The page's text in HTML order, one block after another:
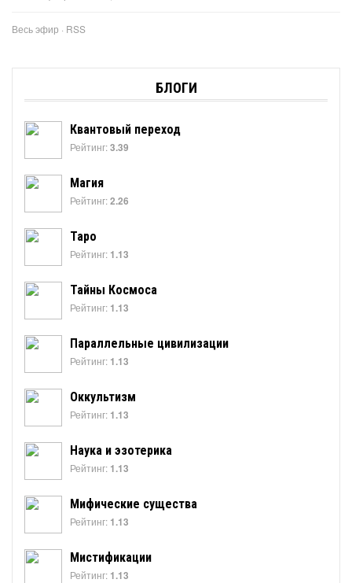
Весь эфир · RSS
БЛОГИ
Квантовый переход
Рейтинг:3.39
Магия
Рейтинг:2.26
Таро
Рейтинг: 1.13
Тайны Космоса
Рейтинг: 1.13
Параллельные цивилизации
Рейтинг: 1.13
Оккультизм
Рейтинг: 1.13
Наука и эзотерика
Рейтинг: 1.13
Мифические существа
Рейтинг: 1.13
Мистификации
Рейтинг: 1.13